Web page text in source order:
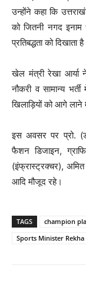
उन्होंने कहा कि
को जितनी नगद इनाम
प्रतिबद्धता को दिखाता
खेल मंत्री रेखा
नौकरी व सामान्य
खिलाड़ियों को आगे लाने
इस अवसर पर प्रो.
फैशन डिजाइन,
(इंफ्रास्ट्रक्चर),
आदि मौजूद रहे।
TAGS champion
Sports Minister Rekha